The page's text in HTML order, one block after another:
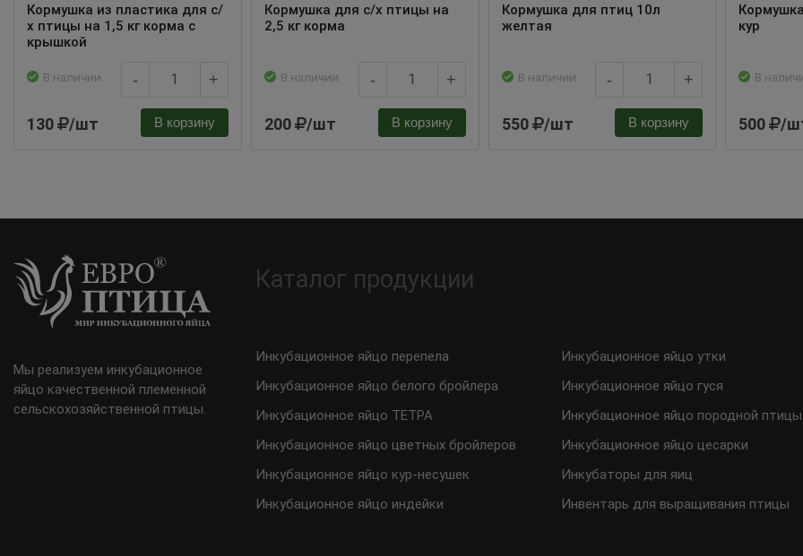
Кормушка из пластика для с/
х птицы на 1,5 кг корма с
крышкой
В наличии - +
130 /шт В корзину
Кормушка для с/х птицы на
2,5 кг корма
В наличии - +
200 /шт В корзину
Кормушка для птиц 10л
желтая
В наличии - +
550 /шт В корзину
кур
В
500 /
Мы реализуем инкубационное
яйцо качественной племенной
сельскохозяйственной птицы.
Каталог продукции
Инкубационное яйцо перепела
Инкубационное яйцо белого бройлера
Инкубационное яйцо ТЕТРА
Инкубационное яйцо цветных бройлеров
Инкубационное яйцо кур-несушек
Инкубационное яйцо индейки
Инкубационное яйцо утки
Инкубационное яйцо гуся
Инкубационное яйцо породной птицы
Инкубационное яйцо цесарки
Инкубаторы для яиц
Инвентарь для выращивания птицы